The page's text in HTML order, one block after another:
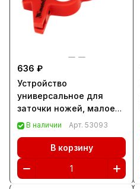
636 ₽
Устройство
универсальное для
заточки ножей, малое
Matrix (79101)
В наличии Арт. 53093
В корзину